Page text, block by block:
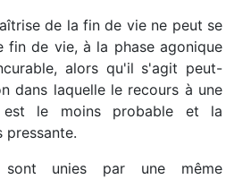
de la fin de vie ne peut se
fin de vie, à la phase agonique
alors qu'il s'agit peut-
dans laquelle le recours à une
est le moins probable et la
pressante.
sont unies par une même